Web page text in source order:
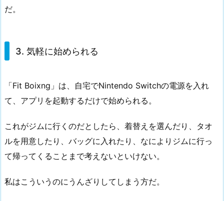
だ。
3. 気軽に始められる
「Fit Boixng」は、自宅でNintendo Switchの電源を入れ
て、アプリを起動するだけで始められる。
これがジムに行くのだとしたら、着替えを選んだり、タオ
ルを用意したり、バッグに入れたり、なによりジムに行っ
て帰ってくることまで考えないといけない。
私はこういうのにうんざりしてしまう方だ。